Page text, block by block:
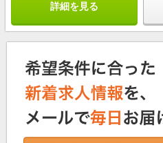
詳細を見る